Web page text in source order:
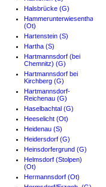
Halsbrücke (G)
Hammerunterwiesenthal
(Ot)
Hartenstein (S)
Hartha (S)
Hartmannsdorf (bei
Chemnitz) (G)
Hartmannsdorf bei
Kirchberg (G)
Hartmannsdorf-
Reichenau (G)
Haselbachtal (G)
Heeselicht (Ot)
Heidenau (S)
Heidersdorf (G)
Heinsdorfergrund (G)
Helmsdorf (Stolpen)
(Ot)
Hermannsdorf (Ot)